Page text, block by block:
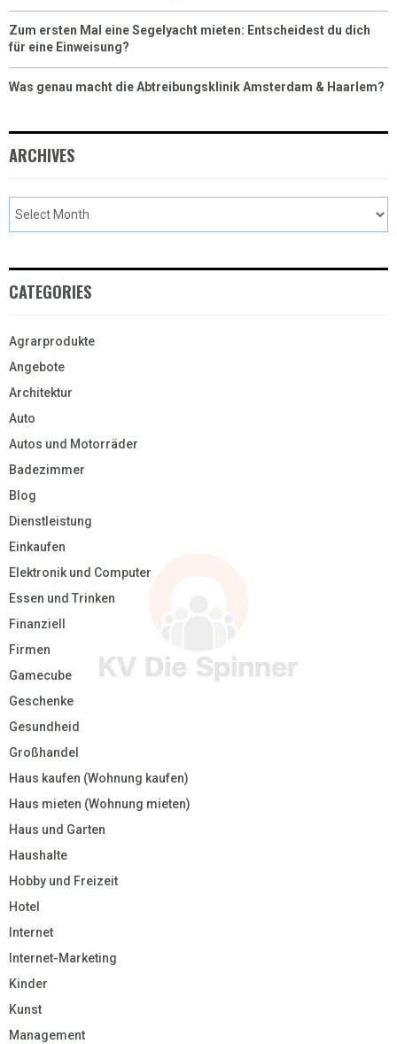
Zum ersten Mal eine Segelyacht mieten: Entscheidest du dich
für eine Einweisung?
Was genau macht die Abtreibungsklinik Amsterdam & Haarlem?
ARCHIVES
CATEGORIES
Agrarprodukte
Angebote
Architektur
Auto
Autos und Motorräder
Badezimmer
Blog
Dienstleistung
Einkaufen
Elektronik und Computer
Essen und Trinken
Finanziell
Firmen
Gamecube
Geschenke
Gesundheid
Großhandel
Haus kaufen (Wohnung kaufen)
Haus mieten (Wohnung mieten)
Haus und Garten
Haushalte
Hobby und Freizeit
Hotel
Internet
Internet-Marketing
Kinder
Kunst
Management